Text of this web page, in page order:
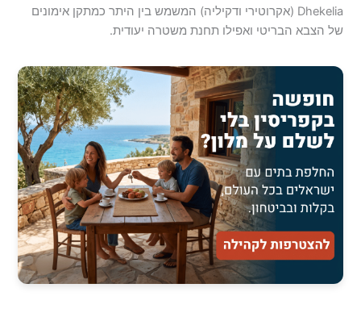
Dhekelia (אקרוטירי ודקיליה) המשמש בין היתר כמתקן אימונים
של הצבא הבריטי ואפילו תחנת משטרה יעודית.